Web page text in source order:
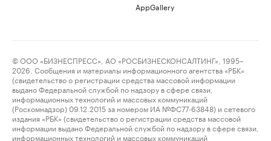
AppGallery
© ООО «БИЗНЕСПРЕСС», АО «РОСБИЗНЕСКОНСАЛТИНГ», 1995–
2026. Сообщения и материалы информационного агентства «РБК»
(свидетельство о регистрации средства массовой информации
выдано Федеральной службой по надзору в сфере связи,
информационных технологий и массовых коммуникаций
(Роскомнадзор) 09.12.2015 за номером ИА №ФС77-63848) и сетевого
издания «РБК» (свидетельство о регистрации средства массовой
информации выдано Федеральной службой по надзору в сфере связи,
информационных технологий и массовых коммуникаций